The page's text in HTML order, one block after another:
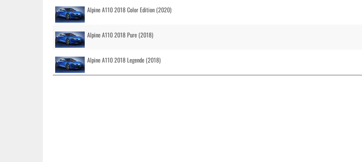
Alpine A110 2018 Color Edition (2020)
Alpine A110 2018 Pure (2018)
Alpine A110 2018 Legende (2018)